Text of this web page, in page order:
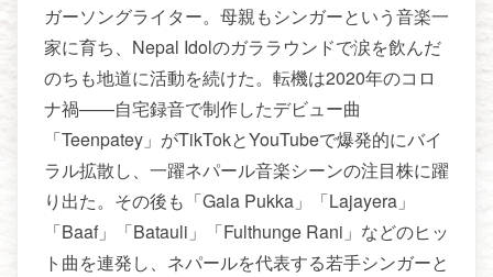
ガーソングライター。母親もシンガーという音楽一
家に育ち、Nepal Idolのガララウンドで涙を飲んだ
のちも地道に活動を続けた。転機は2020年のコロ
ナ禍——自宅録音で制作したデビュー曲
「Teenpatey」がTikTokとYouTubeで爆発的にバイ
ラル拡散し、一躍ネパール音楽シーンの注目株に躍
り出た。その後も「Gala Pukka」「Lajayera」
「Baaf」「Batauli」「Fulthunge Rani」などのヒッ
ト曲を連発し、ネパールを代表する若手シンガーと